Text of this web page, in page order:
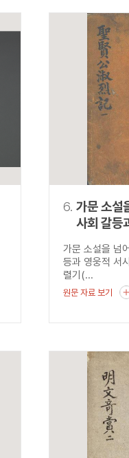
6. 가문 소설
사회 갈등
(聖賢公
가문 소설을
등과 영웅적
렬기(...
원문 자료 보기